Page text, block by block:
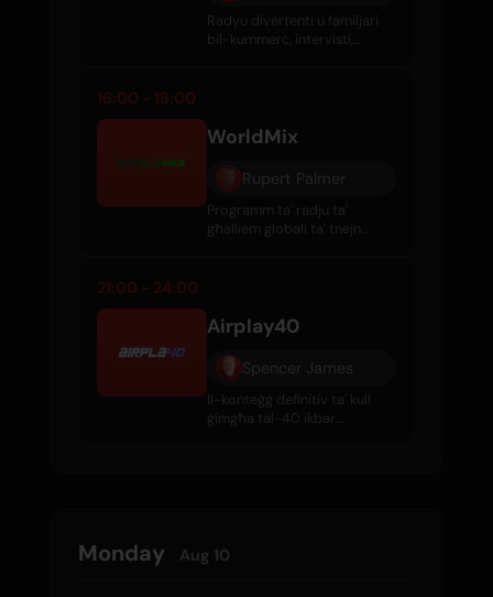
Radyu divertenti u familjari
bil-kummerċ, intervisti,
16:00 - 18:00
WorldMix
Rupert Palmer
Programm ta' radju ta'
għalliem globali ta' tnejn
Rupert Palmer.
21:00 - 24:00
Airplay40
Spencer James
Il-konteġġ definitiv ta' kull
ġimgħa tal-40 ikbar
Monday Aug 10